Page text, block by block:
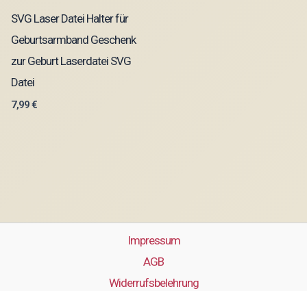
SVG Laser Datei Halter für
Geburtsarmband Geschenk
zur Geburt Laserdatei SVG
Datei
7,99€
Impressum
AGB
Widerrufsbelehrung